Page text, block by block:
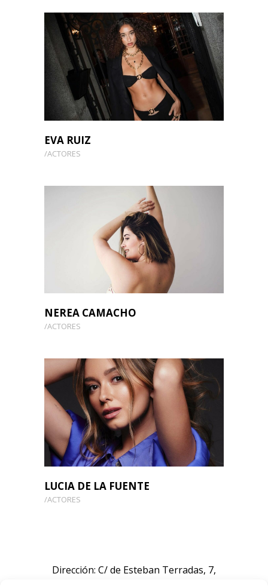
EVA RUIZ
ACTORES
NEREA CAMACHO
ACTORES
LUCIA DE LA FUENTE
ACTORES
Dirección: C/ de Esteban Terradas, 7,